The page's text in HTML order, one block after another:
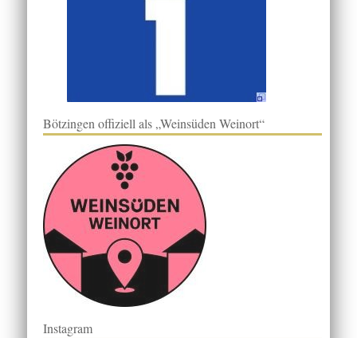
Bötzingen offiziell als „Weinsüden Weinort“
Instagram